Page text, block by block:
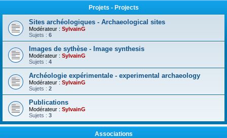
Projets - Projects
Sites archéologiques - Archaeological sites
Modérateur : SylvainG
Sujets : 6
Images de sythèse - Image synthesis
Modérateur : SylvainG
Sujets : 4
Archéologie expérimentale - experimental archaeology
Modérateur : SylvainG
Sujets : 2
Publications
Modérateur : SylvainG
Sujets : 3
Associations